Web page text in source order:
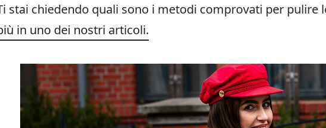
stai chiedendo quali sono i metodi comprovati per pulire
in uno dei nostri articoli.